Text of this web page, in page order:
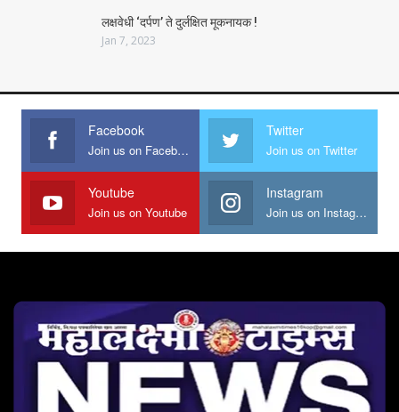
लक्षवेधी ‘दर्पण’ ते दुर्लक्षित मूकनायक !
Jan 7, 2023
Facebook
Join us on Facebook
Twitter
Join us on Twitter
Youtube
Join us on Youtube
Instagram
Join us on Instagram